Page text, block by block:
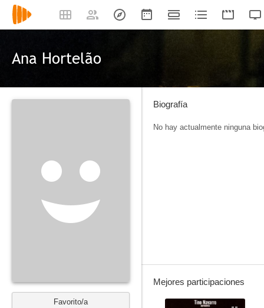
Ana Hortelão
Favorito/a
Biografía
No hay actualmente ninguna
Mejores participaciones